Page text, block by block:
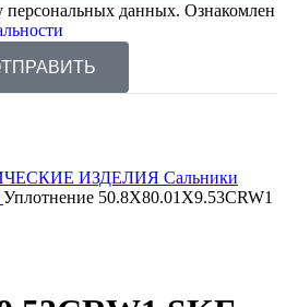
персональных данных. Ознакомлен
ИЗДЕЛИЯ Сальники
Уплотнение 50.8X80.01X9.53CRW1